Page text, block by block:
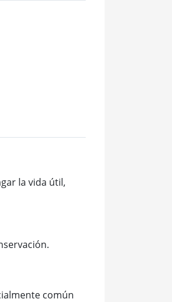
la vida útil,
común